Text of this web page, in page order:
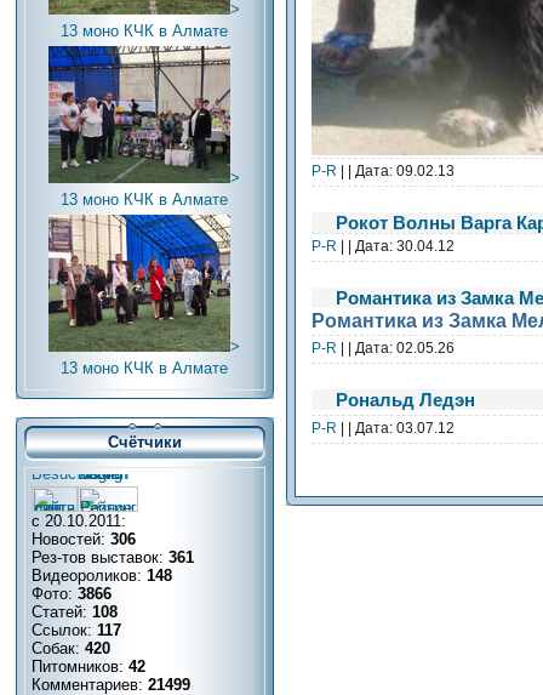
>
13 моно КЧК в Алмате
>
13 моно КЧК в Алмате
>
13 моно КЧК в Алмате
Счётчики
с 20.10.2011:
Новостей: 306
Рез-тов выставок: 361
Видеороликов: 148
Фото: 3866
Статей: 108
Ссылок: 117
Собак: 420
Питомников: 42
Комментариев: 21499
Р-R | | Дата: 09.02.13
Рокот Волны Варга
Р-R | | Дата: 30.04.12
Романтика из Замка
Романтика из Замка
Р-R | | Дата: 02.05.26
Рональд Ледэн
Р-R | | Дата: 03.07.12